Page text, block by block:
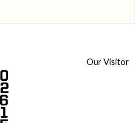
Our Visitor